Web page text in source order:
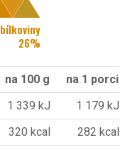
bílkoviny
26%
na 100 g
na 1 porci
1 339 kJ
1 179 kJ
320 kcal
282 kcal